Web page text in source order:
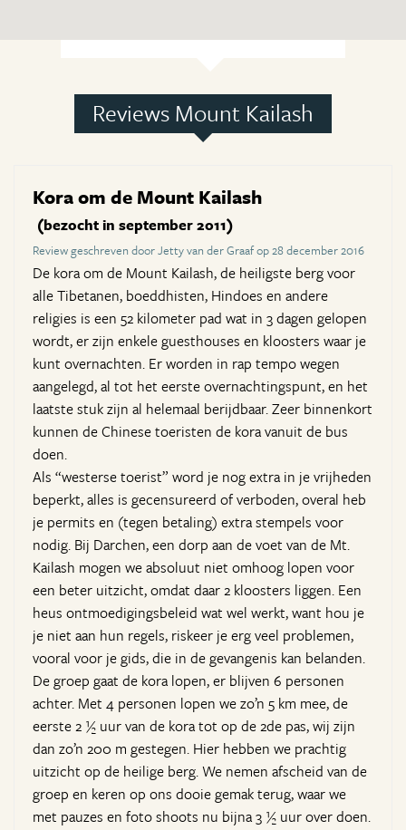
Reviews Mount Kailash
Kora om de Mount Kailash
(bezocht in september 2011)
Review geschreven door Jetty van der Graaf op 28 december 2016
De kora om de Mount Kailash, de heiligste berg voor
alle Tibetanen, boeddhisten, Hindoes en andere
religies is een 52 kilometer pad wat in 3 dagen gelopen
wordt, er zijn enkele guesthouses en kloosters waar je
kunt overnachten. Er worden in rap tempo wegen
aangelegd, al tot het eerste overnachtingspunt, en het
laatste stuk zijn al helemaal berijdbaar. Zeer binnenkort
kunnen de Chinese toeristen de kora vanuit de bus
doen.
Als “westerse toerist” word je nog extra in je vrijheden
beperkt, alles is gecensureerd of verboden, overal heb
je permits en (tegen betaling) extra stempels voor
nodig. Bij Darchen, een dorp aan de voet van de Mt.
Kailash mogen we absoluut niet omhoog lopen voor
een beter uitzicht, omdat daar 2 kloosters liggen. Een
heus ontmoedigingsbeleid wat wel werkt, want hou je
je niet aan hun regels, riskeer je erg veel problemen,
vooral voor je gids, die in de gevangenis kan belanden.
De groep gaat de kora lopen, er blijven 6 personen
achter. Met 4 personen lopen we zo’n 5 km mee, de
eerste 2 ½ uur van de kora tot op de 2de pas, wij zijn
dan zo’n 200 m gestegen. Hier hebben we prachtig
uitzicht op de heilige berg. We nemen afscheid van de
groep en keren op ons dooie gemak terug, waar we
met pauzes en foto shoots nu bijna 3 ½ uur over doen.